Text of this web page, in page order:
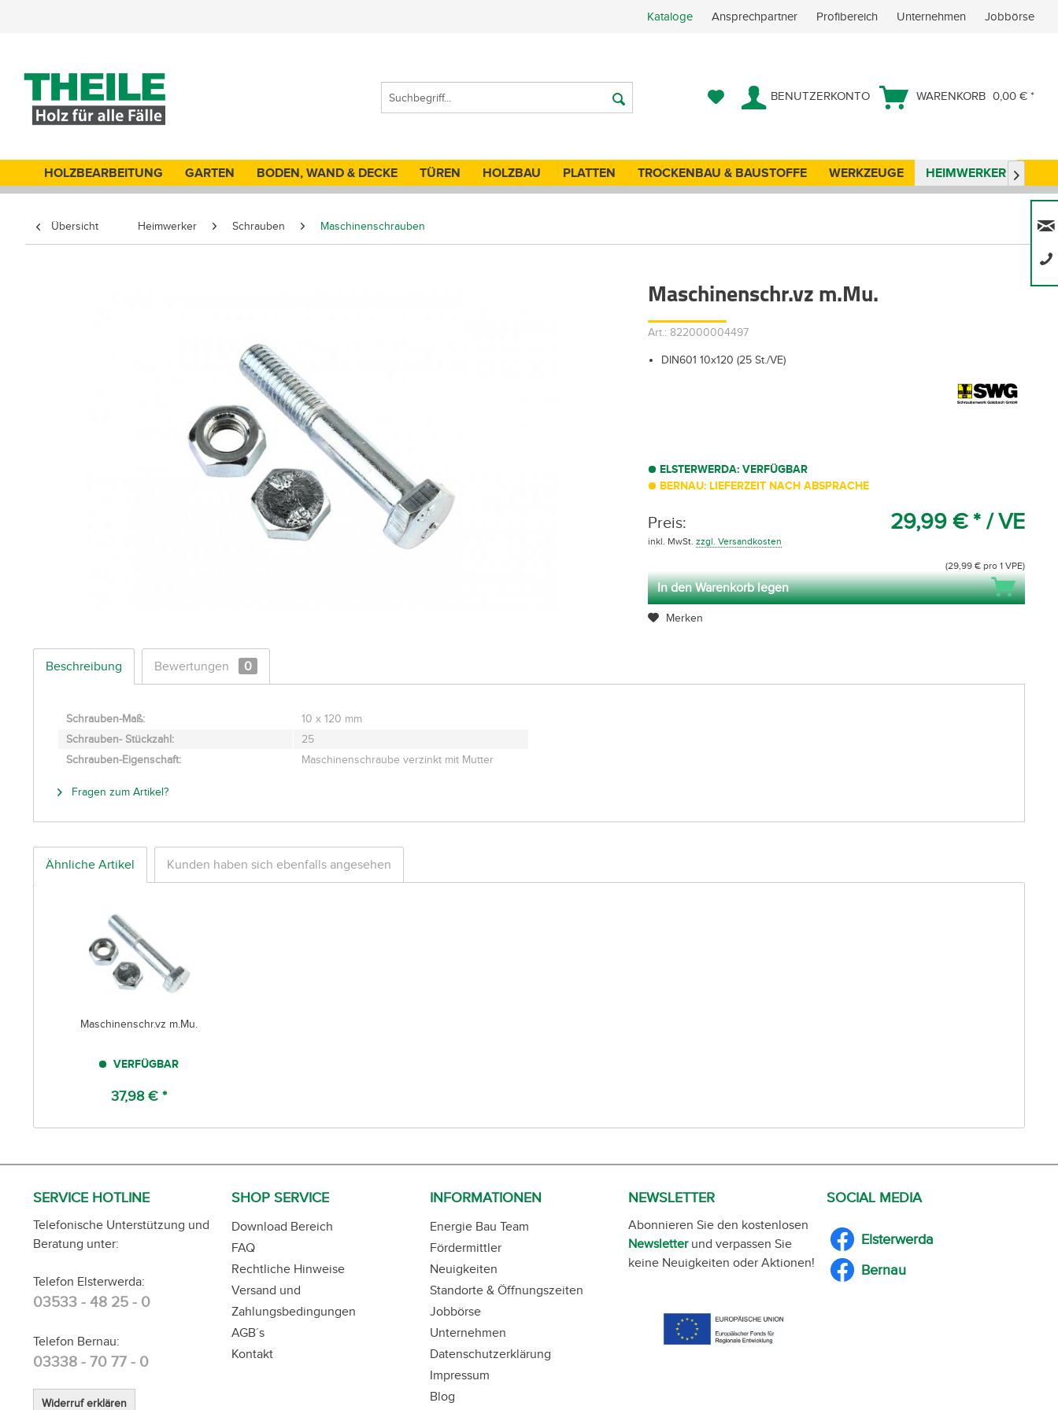
Kataloge Ansprechpartner Profibereich Unternehmen Jobbörse
BENUTZERKONTO WARENKORB 0,00 € *
HOLZBEARBEITUNG GARTEN BODEN, WAND & DECKE TÜREN HOLZBAU PLATTEN TROCKENBAU & BAUSTOFFE WERKZEUGE HEIMWERKER 
Übersicht Heimwerker Schrauben Maschinenschrauben
Maschinenschr.vz m.Mu.
Art.: 822000004497
DIN601 10x120 (25 St./VE)
ELSTERWERDA: VERFÜGBAR
BERNAU: LIEFERZEIT NACH ABSPRACHE
Preis: 29,99 € * / VE
inkl. MwSt.zzgl. Versandkosten
(29,99 € pro 1 VPE)
In den Warenkorb legen
Merken
Beschreibung Bewertungen 0
Schrauben-Maß:
10 x 120 mm
Schrauben- Stückzahl:
25
Schrauben-Eigenschaft:
Maschinenschraube verzinkt mit Mutter
Fragen zum Artikel?
Ähnliche Artikel Kunden haben sich ebenfalls angesehen
Maschinenschr.vz m.Mu.
VERFÜGBAR
37,98 € *
SERVICE HOTLINE
Telefonische Unterstützung und
Beratung unter:
Telefon Elsterwerda:
03533 - 48 25 - 0
Telefon Bernau:
03338 - 70 77 - 0
Widerruf erklären
SHOP SERVICE
Download Bereich
FAQ
Rechtliche Hinweise
Versand und
Zahlungsbedingungen
AGB´s
Kontakt
INFORMATIONEN
Energie Bau Team
Fördermittler
Neuigkeiten
Standorte & Öffnungszeiten
Jobbörse
Unternehmen
Datenschutzerklärung
Impressum
Blog
NEWSLETTER
Abonnieren Sie den kostenlosen
Newsletterund verpassen Sie
keine Neuigkeiten oder Aktionen!
SOCIAL MEDIA
Elsterwerda
Bernau